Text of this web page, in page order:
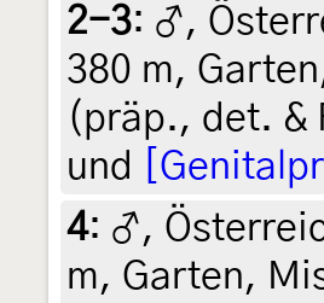
2-3: ♂,
380 m,
(präp., det. &
und
4: ♂,
m, Garten,